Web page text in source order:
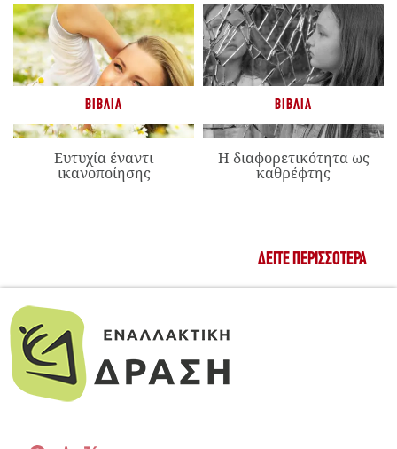
ΒΙΒΛΊΑ
Ευτυχία έναντι
ικανοποίησης
ΒΙΒΛΊΑ
Η διαφορετικότητα ως
καθρέφτης
ΔΕΊΤΕ ΠΕΡΙΣΣΌΤΕΡΑ